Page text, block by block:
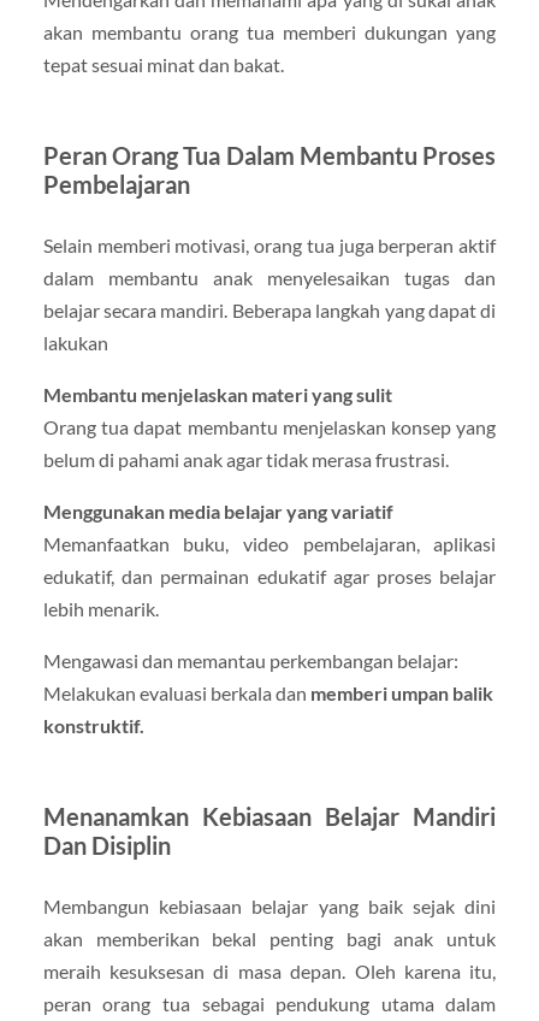
akan membantu orang tua memberi dukungan yang
tepat sesuai minat dan bakat.
Peran Orang Tua Dalam Membantu Proses
Pembelajaran
Selain memberi motivasi, orang tua juga berperan aktif
dalam membantu anak menyelesaikan tugas dan
belajar secara mandiri. Beberapa langkah yang dapat di
lakukan
Membantu menjelaskan materi yang sulit
Orang tua dapat membantu menjelaskan konsep yang
belum di pahami anak agar tidak merasa frustrasi.
Menggunakan media belajar yang variatif
Memanfaatkan buku, video pembelajaran, aplikasi
edukatif, dan permainan edukatif agar proses belajar
lebih menarik.
Mengawasi dan memantau perkembangan belajar:
Melakukan evaluasi berkala dan memberi umpan balik
konstruktif.
Menanamkan Kebiasaan Belajar Mandiri
Dan Disiplin
Membangun kebiasaan belajar yang baik sejak dini
akan memberikan bekal penting bagi anak untuk
meraih kesuksesan di masa depan. Oleh karena itu,
peran orang tua sebagai pendukung utama dalam